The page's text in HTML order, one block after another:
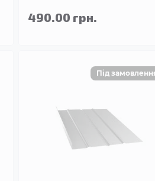
490.00 грн.